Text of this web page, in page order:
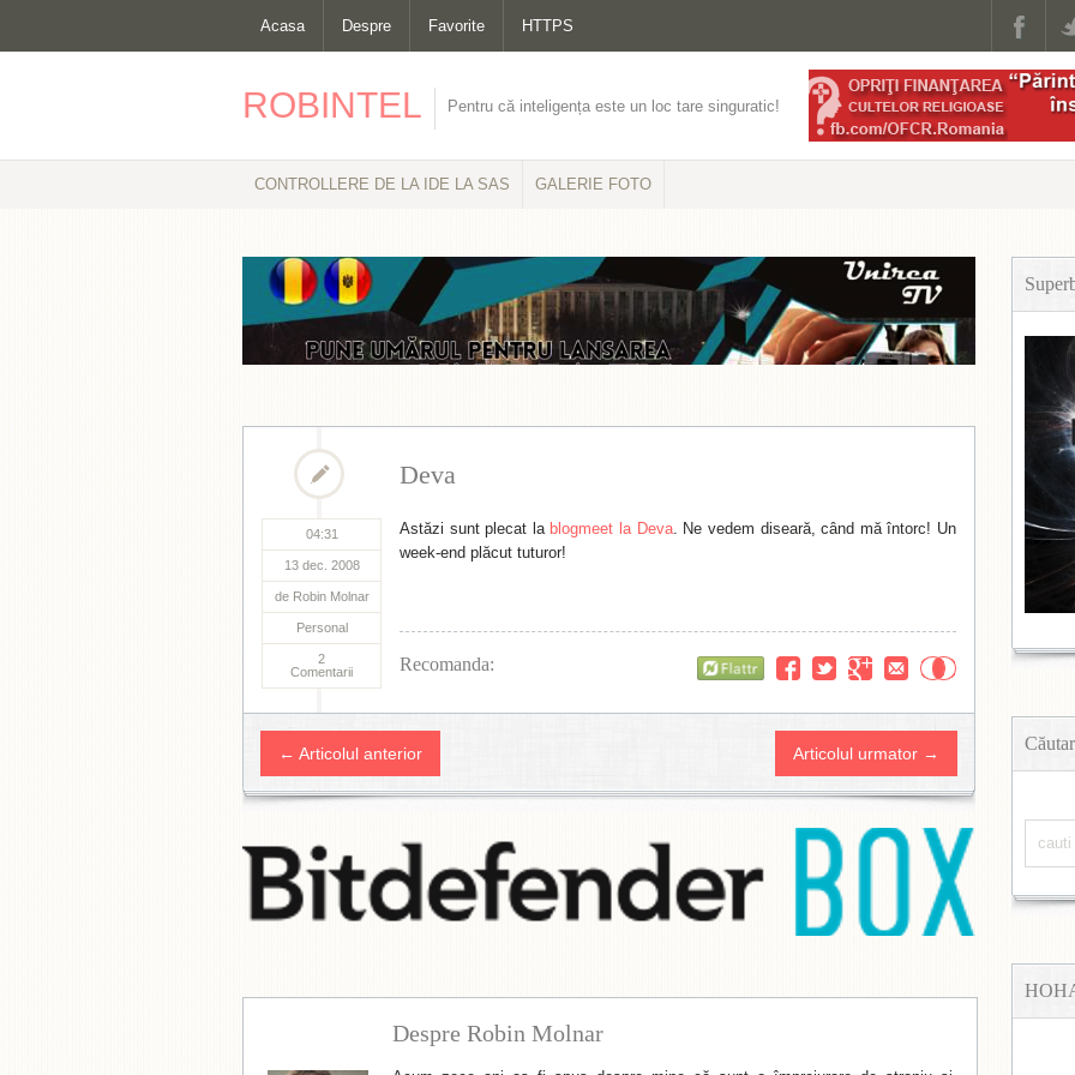
Acasa Despre Favorite HTTPS
ROBINTEL Pentru că inteligența este un loc tare singuratic!
CONTROLLERE DE LA IDE LA SAS GALERIE FOTO
04:31
13 dec. 2008
de Robin Molnar
Personal
2
Comentarii
Deva
Astăzi sunt plecat la blogmeet la Deva. Ne vedem diseară, când mă întorc! Un
week-end plăcut tuturor!
Recomanda:
← Articolul anterior Articolul urmator →
Despre Robin Molnar